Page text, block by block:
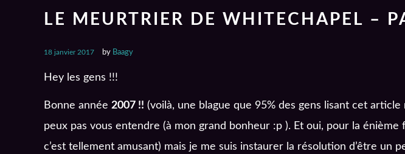
LE MEURTRIER DE WHITECHAPEL –
18 janvier 2017 by Baagy
Hey les gens !!!
Bonne année 2007 !! (voilà, une blague que 95% des gens lisant cet
peux pas vous entendre (à mon grand bonheur :p ). Et oui, pour la
c’est tellement amusant) mais je me suis instaurer la résolution d’être un